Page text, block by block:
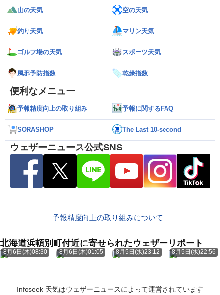
山の天気 空の天気
釣り天気 マリン天気
ゴルフ場の天気 スポーツ天気
風邪予防指数 乾燥指数
便利なメニュー
予報精度向上の取り組み 予報に関するFAQ
SORASHOP The Last 10-second
ウェザーニュース公式SNS
予報精度向上の取り組みについて
北海道浜頓別町付近に寄せられたウェザーリポート
8月6日(木)08:30 8月6日(木)01:05 8月5日(水)23:12 8月5日(水)22:56
Infoseek 天気はウェザーニュースによって運営されています